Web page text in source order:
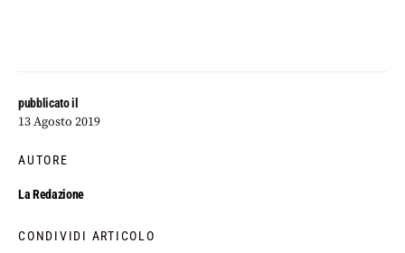
pubblicato il
13 Agosto 2019
AUTORE
La Redazione
CONDIVIDI ARTICOLO